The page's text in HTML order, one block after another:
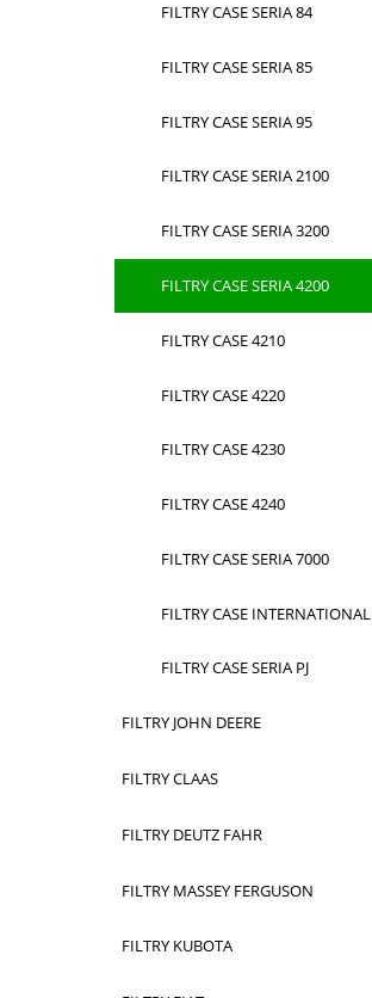
FILTRY CASE SERIA 84
FILTRY CASE SERIA 85
FILTRY CASE SERIA 95
FILTRY CASE SERIA 2100
FILTRY CASE SERIA 3200
FILTRY CASE SERIA 4200
FILTRY CASE 4210
FILTRY CASE 4220
FILTRY CASE 4230
FILTRY CASE 4240
FILTRY CASE SERIA 7000
FILTRY CASE INTERNATIONAL
FILTRY CASE SERIA PJ
FILTRY JOHN DEERE
FILTRY CLAAS
FILTRY DEUTZ FAHR
FILTRY MASSEY FERGUSON
FILTRY KUBOTA